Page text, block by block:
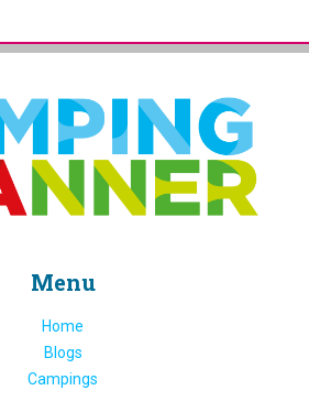
Menu
Home
Blogs
Campings